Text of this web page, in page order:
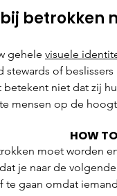
betrokken
gehele visuele
stewards of
niet dat zij
mensen op de
HOW
moet worden
je naar de volgende
te gaan omdat